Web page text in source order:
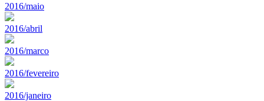
2016/maio
2016/abril
2016/marco
2016/fevereiro
2016/janeiro